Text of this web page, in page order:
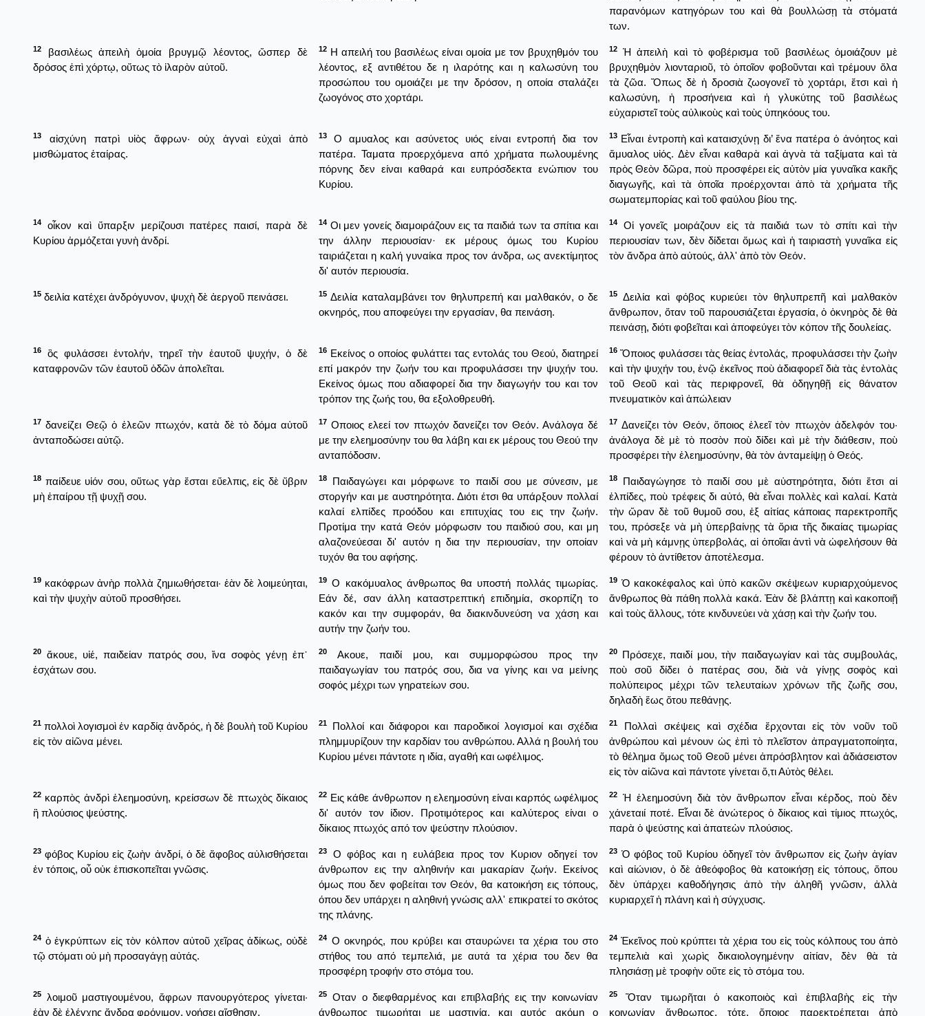
παρανόμων κατηγόρων του καὶ θὰ βουλλώσῃ τὰ στόματά
των.
12
βασιλέως ἀπειλὴ ὁμοία βρυγμῷ λέοντος, ὥσπερ δὲ
δρόσος ἐπὶ χόρτῳ, οὕτως τὸ ἱλαρὸν αὐτοῦ.
12 Η απειλή του βασιλέως είναι ομοία με τον βρυχηθμόν του
λέοντος, εξ αντιθέτου δε η ιλαρότης και η καλωσύνη του
προσώπου του ομοιάζει με την δρόσον, η οποία σταλάζει
ζωογόνος στο χορτάρι.
12
Ἡ ἀπειλὴ καὶ τὸ φοβέρισμα τοῦ βασιλέως ὁμοιάζουν μὲ
βρυχηθμὸν λιονταριοῦ, τὸ ὁποῖον φοβοῦνται καὶ τρέμουν ὅλα
τὰ ζῶα. Ὅπως δὲ ἡ δροσιὰ ζωογονεῖ τὸ χορτάρι, ἔτσι καὶ ἡ
καλωσύνη, ἡ προσήνεια καὶ ἡ γλυκύτης τοῦ βασιλέως
εὐχαριστεῖ τοὺς αὐλικοὺς καὶ τοὺς ὑπηκόους του.
13
αἰσχύνη πατρὶ υἱὸς ἄφρων· οὐχ ἁγναὶ εὐχαὶ ἀπὸ
μισθώματος ἑταίρας.
13
Ο αμυαλος και ασύνετος υιός είναι εντροπή δια τον
πατέρα. Ταματα προερχόμενα από χρήματα πωλουμένης
πόρνης δεν είναι καθαρά και ευπρόσδεκτα ενώπιον του
Κυρίου.
13 Εἶναι ἐντροπὴ καὶ καταισχύνῃ δι’ ἕνα πατέρα ὁ ἀνόητος καὶ
ἄμυαλος υἱός. Δὲν εἶναι καθαρὰ καὶ ἁγνὰ τὰ ταξίματα καὶ τὰ
πρὸς Θεὸν δῶρα, ποὺ προσφέρει εἰς αὐτὸν μία γυναῖκα κακῆς
διαγωγῆς, καὶ τὰ ὁποῖα προέρχονται ἀπὸ τὰ χρήματα τῆς
σωματεμπορίας καὶ τοῦ φαύλου βίου της.
14
οἶκον καὶ ὕπαρξιν μερίζουσι πατέρες παισί, παρὰ δὲ
Κυρίου ἁρμόζεται γυνὴ ἀνδρί.
14 Οι μεν γονείς διαμοιράζουν εις τα παιδιά των τα σπίτια και
την άλλην περιουσίαν· εκ μέρους όμως του Κυρίου
ταιριάζεται η καλή γυναίκα προς τον άνδρα, ως ανεκτίμητος
δι' αυτόν περιουσία.
14
Οἱ γονεῖς μοιράζουν εἰς τὰ παιδιά των τὸ σπίτι καὶ τὴν
περιουσίαν των, δὲν δίδεται ὅμως καὶ ἡ ταιριαστὴ γυναῖκα εἰς
τὸν ἄνδρα ἀπὸ αὐτούς, ἀλλ' ἀπὸ τὸν Θεόν.
15 δειλία κατέχει ἀνδρόγυνον, ψυχὴ δὲ ἀεργοῦ πεινάσει. 15 Δειλία καταλαμβάνει τον θηλυπρεπή και μαλθακόν, ο δε
οκνηρός, που αποφεύγει την εργασίαν, θα πεινάση.
15
Δειλία καὶ φόβος κυριεύει τὸν θηλυπρεπῆ καὶ μαλθακὸν
ἄνθρωπον, ὅταν τοῦ παρουσιάζεται ἐργασία, ὁ ὀκνηρὸς δὲ θὰ
πεινάσῃ, διότι φοβεῖται καὶ ἀποφεύγει τὸν κόπον τῆς δουλείας.
16
ὃς φυλάσσει ἐντολήν, τηρεῖ τὴν ἑαυτοῦ ψυχήν, ὁ δὲ
καταφρονῶν τῶν ἑαυτοῦ ὁδῶν ἀπολεῖται.
16 Εκείνος ο οποίος φυλάττει τας εντολάς του Θεού, διατηρεί
επί μακρόν την ζωήν του και προφυλάσσει την ψυχήν του.
Εκείνος όμως που αδιαφορεί δια την διαγωγήν του και τον
τρόπον της ζωής του, θα εξολοθρευθή.
16 Ὅποιος φυλάσσει τὰς θείας ἐντολάς, προφυλάσσει τὴν ζωὴν
καὶ τὴν ψυχήν του, ἐνῷ ἐκεῖνος ποὺ ἀδιαφορεῖ διὰ τὰς ἐντολὰς
τοῦ Θεοῦ καὶ τὰς περιφρονεῖ, θὰ ὁδηγηθῇ εἰς θάνατον
πνευματικὸν καὶ ἀπώλειαν
17 δανείζει Θεῷ ὁ ἐλεῶν πτωχόν, κατὰ δὲ τὸ δόμα αὐτοῦ
ἀνταποδώσει αὐτῷ.
17 Οποιος ελεεί τον πτωχόν δανείζει τον Θεόν. Ανάλογα δέ
με την ελεημοσύνην του θα λάβη και εκ μέρους του Θεού την
ανταπόδοσιν.
17 Δανείζει τὸν Θεόν, ὅποιος ἐλεεῖ τὸν πτωχὸν ἀδελφόν του·
ἀνάλογα δὲ μὲ τὸ ποσὸν ποὺ δίδει καὶ μὲ τὴν διάθεσιν, ποὺ
προσφέρει τὴν ἐλεημοσύνην, θὰ τὸν ἀνταμείψῃ ὁ Θεός.
18 παίδευε υἱόν σου, οὕτως γὰρ ἔσται εὔελπις, εἰς δὲ ὕβριν
μὴ ἐπαίρου τῇ ψυχῇ σου.
18
Παιδαγώγει και μόρφωνε το παιδί σου με σύνεσιν, με
στοργήν και με αυστηρότητα. Διότι έτσι θα υπάρξουν πολλαί
καλαί ελπίδες προόδου και επιτυχίας του εις την ζωήν.
Προτίμα την κατά Θεόν μόρφωσιν του παιδιού σου, και μη
αλαζονεύεσαι δι' αυτόν η δια την περιουσίαν, την οποίαν
τυχόν θα του αφήσης.
18
Παιδαγώγησε τὸ παιδί σου μὲ αὐστηρότητα, διότι ἔτσι αἱ
ἐλπίδες, ποὺ τρέφεις δι αὐτό, θὰ εἶναι πολλὲς καὶ καλαί. Κατὰ
τὴν ὥραν δὲ τοῦ θυμοῦ σου, ἐξ αἰτίας κάποιας παρεκτροπῆς
του, πρόσεξε νὰ μὴ ὑπερβαίνῃς τὰ ὅρια τῆς δικαίας τιμωρίας
καὶ νὰ μὴ κάμνῃς ὑπερβολάς, αἱ ὁποῖαι ἀντὶ νὰ ὠφελήσουν θὰ
φέρουν τὸ ἀντίθετον ἀποτέλεσμα.
19 κακόφρων ἀνὴρ πολλὰ ζημιωθήσεται· ἐὰν δὲ λοιμεύηται,
καὶ τὴν ψυχὴν αὐτοῦ προσθήσει.
19 Ο κακόμυαλος άνθρωπος θα υποστή πολλάς τιμωρίας.
Εάν δέ, σαν άλλη καταστρεπτική επιδημία, σκορπίζη το
κακόν και την συμφοράν, θα διακινδυνεύση να χάση και
αυτήν την ζωήν του.
19 Ὁ κακοκέφαλος καὶ ὑπὸ κακῶν σκέψεων κυριαρχούμενος
ἄνθρωπος θὰ πάθη πολλὰ κακά. Ἐὰν δὲ βλάπτῃ καὶ κακοποιῇ
καὶ τοὺς ἄλλους, τότε κινδυνεύει νὰ χάσῃ καὶ τὴν ζωήν του.
20
ἄκουε, υἱέ, παιδείαν πατρός σου, ἵνα σοφὸς γένῃ ἐπ᾿
ἐσχάτων σου.
20
Ακουε, παιδί μου, και συμμορφώσου προς την
παιδαγωγίαν του πατρός σου, δια να γίνης και να μείνης
σοφός μέχρι των γηρατείων σου.
20
Πρόσεχε, παιδί μου, τὴν παιδαγωγίαν καὶ τὰς συμβουλάς,
ποὺ σοῦ δίδει ὁ πατέρας σου, διὰ νὰ γίνῃς σοφὸς καὶ
πολύπειρος μέχρι τῶν τελευταίων χρόνων τῆς ζωῆς σου,
δηλαδὴ ἕως ὅτου πεθάνῃς.
21 πολλοὶ λογισμοὶ ἐν καρδίᾳ ἀνδρός, ἡ δὲ βουλὴ τοῦ Κυρίου
εἰς τὸν αἰῶνα μένει.
21
Πολλοί και διάφοροι και παροδικοί λογισμοί και σχέδια
πλημμυρίζουν την καρδίαν του ανθρώπου. Αλλά η βουλή του
Κυρίου μένει πάντοτε η ιδία, αγαθή και ωφέλιμος.
21
Πολλαὶ σκέψεις καὶ σχέδια ἔρχονται εἰς τὸν νοῦν τοῦ
ἀνθρώπου καὶ μένουν ὡς ἐπὶ τὸ πλεῖστον ἀπραγματοποίητα,
τὸ θέλημα ὅμως τοῦ Θεοῦ μένει ἀπρόσβλητον καὶ ἀδιάσειστον
εἰς τὸν αἰῶνα καὶ πάντοτε γίνεται ὅ,τι Αὐτὸς θέλει.
22 καρπὸς ἀνδρὶ ἐλεημοσύνη, κρείσσων δὲ πτωχὸς δίκαιος
ἢ πλούσιος ψεύστης.
22 Εις κάθε άνθρωπον η ελεημοσύνη είναι καρπός ωφέλιμος
δι' αυτόν τον ίδιον. Προτιμότερος και καλύτερος είναι ο
δίκαιος πτωχός από τον ψεύστην πλούσιον.
22
Ἡ ἐλεημοσύνη διὰ τὸν ἄνθρωπον εἶναι κέρδος, ποὺ δὲν
χάνεταιί ποτέ. Εἶναι δὲ ἀνώτερος ὁ δίκαιος καὶ τίμιος πτωχός,
παρὰ ὁ ψεύστης καὶ ἀπατεὼν πλούσιος.
23 φόβος Κυρίου εἰς ζωὴν ἀνδρί, ὁ δὲ ἄφοβος αὐλισθήσεται
ἐν τόποις, οὗ οὐκ ἐπισκοπεῖται γνῶσις.
23
Ο φόβος και η ευλάβεια προς τον Κυριον οδηγεί τον
άνθρωπον εις την αληθινήν και μακαρίαν ζωήν. Εκείνος
όμως που δεν φοβείται τον Θεόν, θα κατοικήση εις τόπους,
όπου δεν υπάρχει η αληθινή γνώσις αλλ' επικρατεί το σκότος
της πλάνης.
23 Ὁ φόβος τοῦ Κυρίου ὁδηγεῖ τὸν ἄνθρωπον εἰς ζωὴν ἁγίαν
καὶ αἰώνιον, ὁ δὲ ἀθεόφοβος θὰ κατοικήσῃ εἰς τόπους, ὅπου
δὲν ὑπάρχει καθοδήγησις ἀπὸ τὴν ἀληθῆ γνῶσιν, ἀλλὰ
κυριαρχεῖ ἡ πλάνη καὶ ἡ σύγχυσις.
24 ὁ ἐγκρύπτων εἰς τὸν κόλπον αὐτοῦ χεῖρας ἀδίκως, οὐδὲ
τῷ στόματι οὐ μὴ προσαγάγῃ αὐτάς.
24 Ο οκνηρός, που κρύβει και σταυρώνει τα χέρια του στο
στήθος του από τεμπελιά, με αυτά τα χέρια του δεν θα
προσφέρη τροφήν στο στόμα του.
24 Ἐκεῖνος ποὺ κρύπτει τὰ χέρια του εἰς τοὺς κόλπους του ἀπὸ
τεμπελιὰ καὶ χωρὶς δικαιολογημένην αἰτίαν, δὲν θὰ τὰ
πλησιάσῃ μὲ τροφὴν οὔτε εἰς τὸ στόμα του.
25
λοιμοῦ μαστιγουμένου, ἄφρων πανουργότερος γίνεται·
ἐὰν δὲ ἐλέγχῃς ἄνδρα φρόνιμον, νοήσει αἴσθησιν.
25
Οταν ο διεφθαρμένος και επιβλαβής εις την κοινωνίαν
άνθρωπος τιμωρήται με μαστιγία, και αυτός ακόμη ο
25
Ὅταν τιμωρῆται ὁ κακοποιὸς καὶ ἐπιβλαβὴς εἰς τὴν
κοινωνίαν ἄνθρωπος, τότε, ὅποιος παρεκτρέπεται ἀπὸ